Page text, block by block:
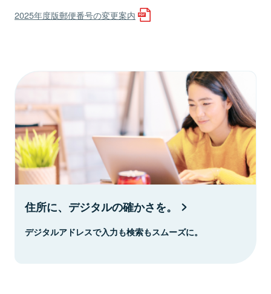
2025年度版郵便番号の変更案内
住所に、デジタルの確かさを。
デジタルアドレスで入力も検索もスムーズに。